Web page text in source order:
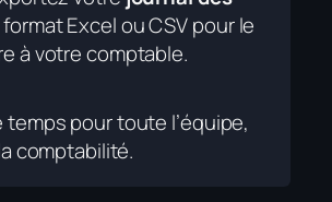
Excel ou CSV pour le
à votre comptable.
temps pour toute l’équipe,
comptabilité.